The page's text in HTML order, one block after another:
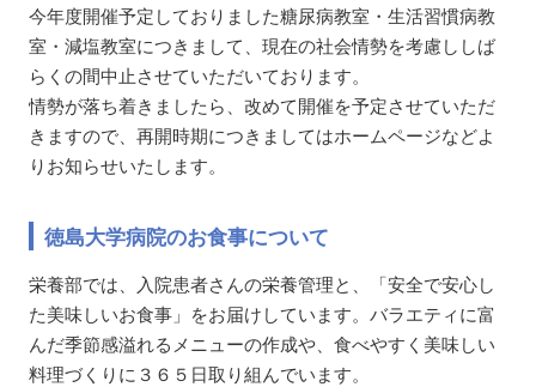
今年度開催予定しておりました糖尿病教室・生活習慣病教
室・減塩教室につきまして、現在の社会情勢を考慮ししば
らくの間中止させていただいております。
情勢が落ち着きましたら、改めて開催を予定させていただ
きますので、再開時期につきましてはホームページなどよ
りお知らせいたします。
徳島大学病院のお食事について
栄養部では、入院患者さんの栄養管理と、「安全で安心し
た美味しいお食事」をお届けしています。バラエティに富
んだ季節感溢れるメニューの作成や、食べやすく美味しい
料理づくりに３６５日取り組んでいます。